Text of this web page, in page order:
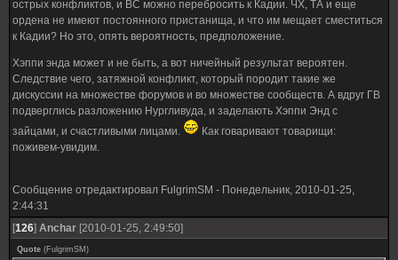
острых конфликтов, и ВС можно перебросить к Кадии. ЧХ, ТА и еще
ордена не имеют постоянного пристанища, и что им мещает сместиться
к Кадии? Но это, опять вероятность, предположение.
Хэппи энда может и не быть, а вот ничейный результат вероятен.
Следствие чего, затяжной конфликт, который породит такие же
дискуссии на множестве форумов и во множестве сообществ. А вдруг ГВ
подверглись разложению Нургливуда, и заделають Хэппи Энд с
зайцами, и счастливыми лицами.
Как говаривают товарищи:
поживем-увидим.
Сообщение отредактировал FulgrimSM - Понедельник, 2010-01-25,
2:44:31
[126] Anchar [2010-01-25, 2:49:50]
Quote (FulgrimSM )